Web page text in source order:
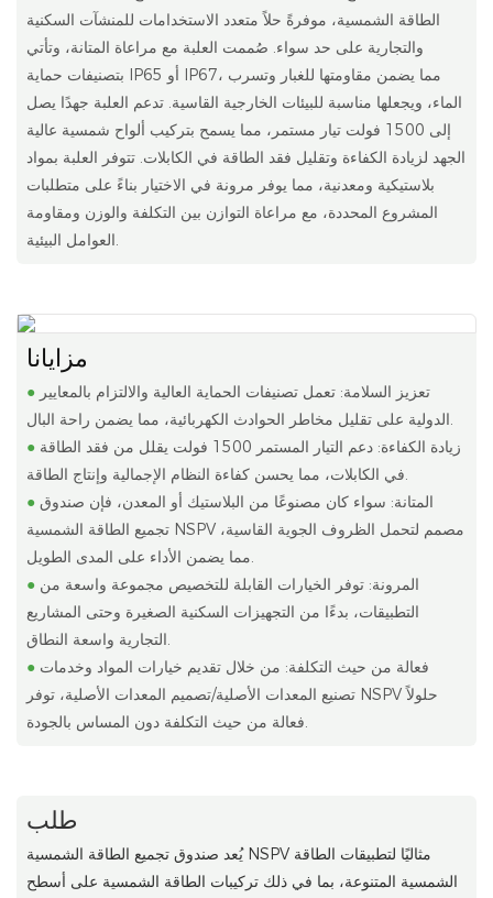
الطاقة الشمسية، موفرةً حلاً متعدد الاستخدامات للمنشآت السكنية
والتجارية على حد سواء. صُممت العلبة مع مراعاة المتانة، وتأتي
بتصنيفات حماية IP65 أو IP67، مما يضمن مقاومتها للغبار وتسرب
الماء، ويجعلها مناسبة للبيئات الخارجية القاسية. تدعم العلبة جهدًا يصل
إلى 1500 فولت تيار مستمر، مما يسمح بتركيب ألواح شمسية عالية
الجهد لزيادة الكفاءة وتقليل فقد الطاقة في الكابلات. تتوفر العلبة بمواد
بلاستيكية ومعدنية، مما يوفر مرونة في الاختيار بناءً على متطلبات
المشروع المحددة، مع مراعاة التوازن بين التكلفة والوزن ومقاومة
العوامل البيئية.
مزايانا
●تعزيز السلامة: تعمل تصنيفات الحماية العالية والالتزام بالمعايير
الدولية على تقليل مخاطر الحوادث الكهربائية، مما يضمن راحة البال.
● زيادة الكفاءة: دعم التيار المستمر 1500 فولت يقلل من فقد الطاقة
في الكابلات، مما يحسن كفاءة النظام الإجمالية وإنتاج الطاقة.
● المتانة: سواء كان مصنوعًا من البلاستيك أو المعدن، فإن صندوق
تجميع الطاقة الشمسية NSPV مصمم لتحمل الظروف الجوية القاسية،
مما يضمن الأداء على المدى الطويل.
● المرونة: توفر الخيارات القابلة للتخصيص مجموعة واسعة من
التطبيقات، بدءًا من التجهيزات السكنية الصغيرة وحتى المشاريع
التجارية واسعة النطاق.
● فعالة من حيث التكلفة: من خلال تقديم خيارات المواد وخدمات
تصنيع المعدات الأصلية/تصميم المعدات الأصلية، توفر NSPV حلولاً
فعالة من حيث التكلفة دون المساس بالجودة.
طلب
يُعد صندوق تجميع الطاقة الشمسية NSPV مثاليًا لتطبيقات الطاقة
الشمسية المتنوعة، بما في ذلك تركيبات الطاقة الشمسية على أسطح